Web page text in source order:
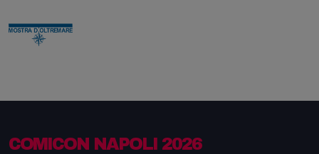
COMICON NAPOLI 2026